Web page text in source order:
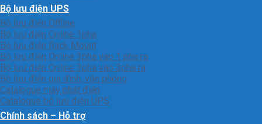
Bộ lưu điện UPS
Bộ lưu điện Offline
Bộ lưu điện Online 1pha
Bộ lưu điện Rack Mount
Bộ lưu điện Online 3pha vào 1 pha ra
Bộ lưu điện Online 3pha vào 3pha ra
Bộ lưu điện gia đình, văn phòng
Catalogue máy phát điện
Catalogue bộ lưu điện UPS
Chính sách – Hỗ trợ